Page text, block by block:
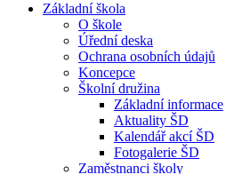
Základní škola
O škole
Úřední deska
Ochrana osobních údajů
Koncepce
Školní družina
Základní informace
Aktuality ŠD
Kalendář akcí ŠD
Fotogalerie ŠD
Zaměstnanci školy